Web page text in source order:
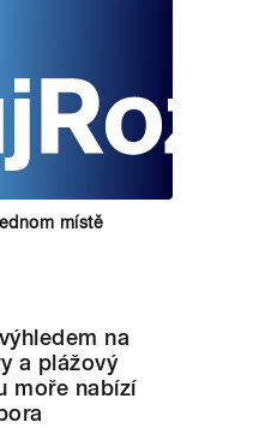
místě
na
a plážový
moře nabízí